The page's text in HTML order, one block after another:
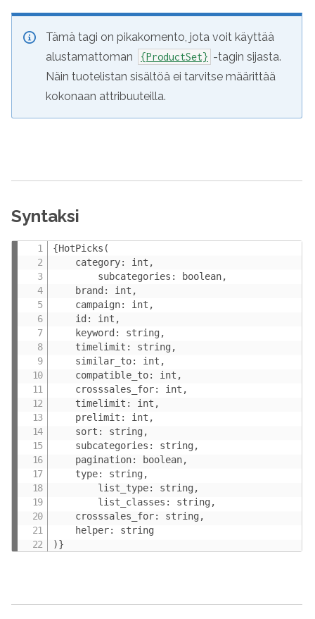
Tämä tagi on pikakomento, jota voit käyttää
alustamattoman
{ProductSet} -tagin sijasta.
Näin tuotelistan sisältöä ei tarvitse määrittää
kokonaan attribuuteilla.
Syntaksi
{HotPicks(
    category: int,
        subcategories: boolean,
    brand: int,
    campaign: int,
    id: int,
    keyword: string,
    timelimit: string,
    similar_to: int,
    compatible_to: int,
    crosssales_for: int,
    timelimit: int,
    prelimit: int,
    sort: string,
    subcategories: string,
    pagination: boolean,
    type: string,
        list_type: string,
        list_classes: string,
    crosssales_for: string,
    helper: string
)}